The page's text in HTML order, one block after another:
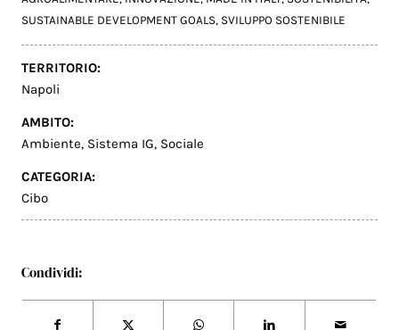
SUSTAINABLE DEVELOPMENT GOALS, SVILUPPO SOSTENIBILE
TERRITORIO:
Napoli
AMBITO:
Ambiente, Sistema IG, Sociale
CATEGORIA:
Cibo
Condividi: